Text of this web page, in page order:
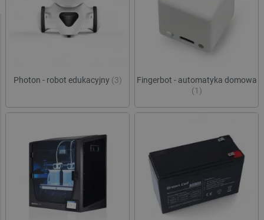
Photon - robot edukacyjny (3)
Fingerbot - automatyka domowa
(1)